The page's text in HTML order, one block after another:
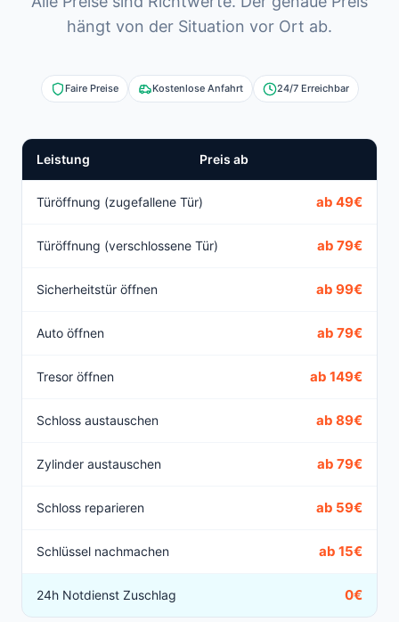
hängt von der Situation vor Ort ab.
Faire Preise Kostenlose Anfahrt 24/7 Erreichbar
Leistung Preis ab
Türöffnung (zugefallene Tür) ab 49€
Türöffnung (verschlossene Tür) ab 79€
Sicherheitstür öffnen ab 99€
Auto öffnen ab 79€
Tresor öffnen ab 149€
Schloss austauschen ab 89€
Zylinder austauschen ab 79€
Schloss reparieren ab 59€
Schlüssel nachmachen ab 15€
24h Notdienst Zuschlag 0€